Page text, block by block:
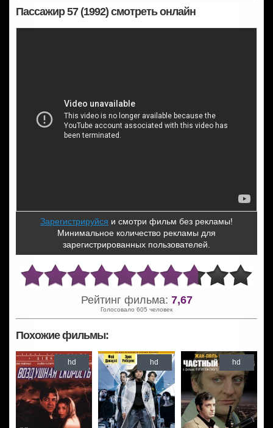
Пассажир 57 (1992) смотреть онлайн
Зарегистрируйся и смотри фильм без рекламы!
Минимальное количество рекламы для
зарегистрированных пользователей.
Рейтинг фильма: 7,67
Голосовало 605 человек
Похожие фильмы:
hd hd hd